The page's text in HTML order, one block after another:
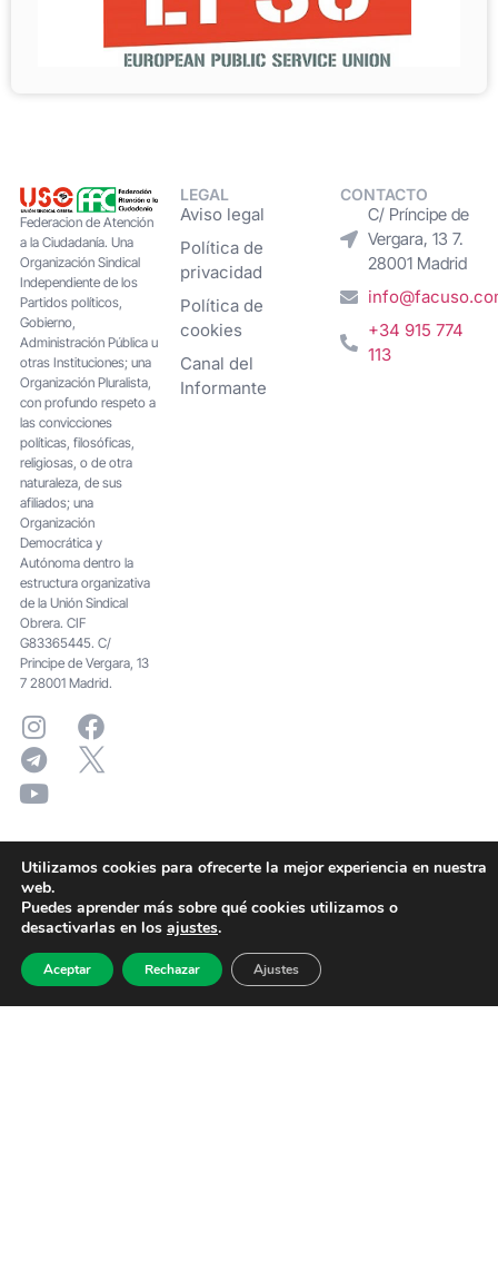
Federacion de Atención
a la Ciudadanía. Una
Organización Sindical
Independiente de los
Partidos políticos,
Gobierno,
Administración Pública u
otras Instituciones; una
Organización Pluralista,
con profundo respeto a
las convicciones
políticas, filosóficas,
religiosas, o de otra
naturaleza, de sus
afiliados; una
Organización
Democrática y
Autónoma dentro la
estructura organizativa
de la Unión Sindical
Obrera. CIF
G83365445. C/
Principe de Vergara, 13
7 28001 Madrid.
LEGAL
Aviso legal
Política de
privacidad
Política de
cookies
Canal del
Informante
CONTACTO
C/ Príncipe de
Vergara, 13 7.
28001 Madrid
+34 915 774
113
Utilizamos cookies para ofrecerte la mejor experiencia en nuestra
web.
Puedes aprender más sobre qué cookies utilizamos o
desactivarlas en los ajustes.
Aceptar Rechazar Ajustes